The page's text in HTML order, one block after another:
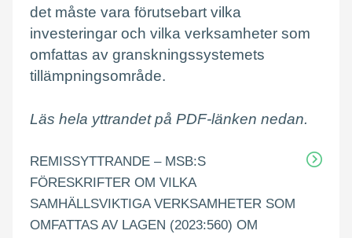
det måste vara förutsebart vilka
investeringar och vilka verksamheter som
omfattas av granskningssystemets
tillämpningsområde.
Läs hela yttrandet på PDF-länken nedan.
REMISSYTTRANDE – MSB:S
FÖRESKRIFTER OM VILKA
SAMHÄLLSVIKTIGA VERKSAMHETER SOM
OMFATTAS AV LAGEN (2023:560) OM